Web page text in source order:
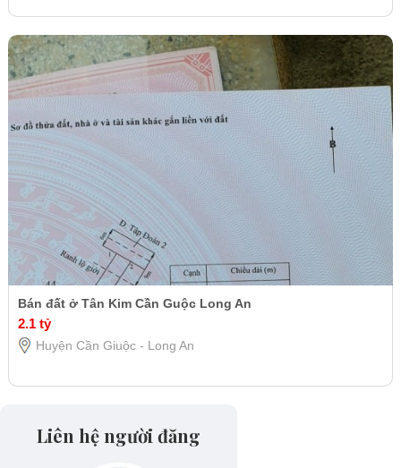
Bán đất ở Tân Kim Cần Guộc Long An
2.1 tỷ
Huyện Cần Giuộc - Long An
Liên hệ người đăng